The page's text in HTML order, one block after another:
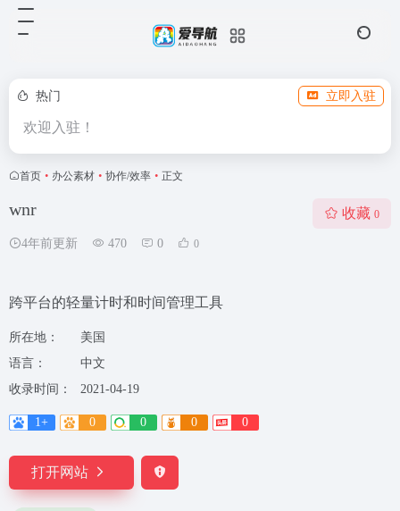
热门 立即入驻
欢迎入驻！
首页 • 办公素材 • 协作/效率 • 正文
wnr
4年前更新 470 0 0
收藏 0
跨平台的轻量计时和时间管理工具
所在地：
美国
语言：
中文
收录时间：
2021-04-19
1+ 0 0 0 0
打开网站